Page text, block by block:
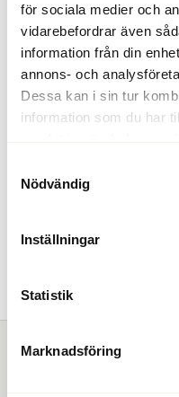
för sociala medier och
vidarebefordrar även
information från din
annons- och
Dessa kan i sin tur
information som du har
Nödvändig
Inställningar
Statistik
Marknadsföring
kompletta glasögon
Erbjudandet gäller
31/8-2026 och kan
erbjudanden.
Boka tid här